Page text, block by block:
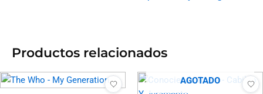
Productos relacionados
AGOTADO